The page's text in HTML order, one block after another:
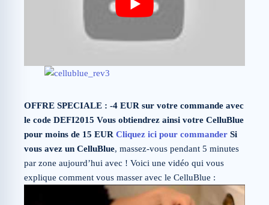
OFFRE SPECIALE : -4 EUR sur votre commande avec
le code DEFI2015 Vous obtiendrez ainsi votre CelluBlue
pour moins de 15 EUR Cliquez ici pour commander Si
vous avez un CelluBlue, massez-vous pendant 5 minutes
par zone aujourd’hui avec ! Voici une vidéo qui vous
explique comment vous masser avec le CelluBlue :